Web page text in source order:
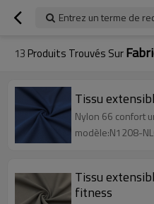
Entrez un terme de
13 Produits Trouvés Sur
Tissu
Nylon 66 confort
modèle:N1208-
Tissu
fitness